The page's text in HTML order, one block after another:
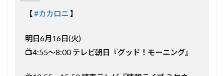
【#カカロニ 】
明日6月16日(火)
📺4:55〜8:00 テレビ朝日『グッド！モーニング』